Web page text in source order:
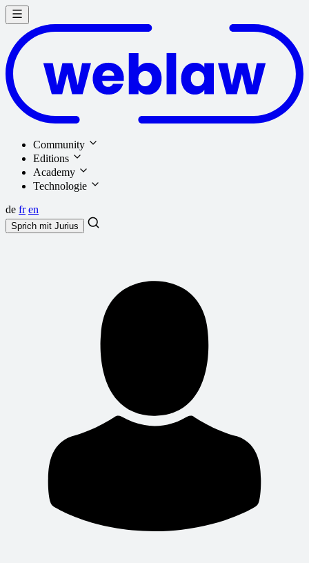
Community
Editions
Academy
Technologie
de fr en
Sprich mit Jurius